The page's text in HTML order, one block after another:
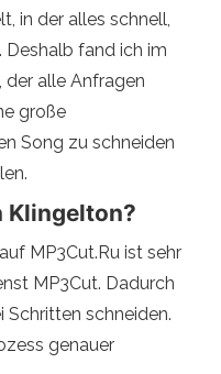
in der alles schnell,
Deshalb fand ich im
der alle Anfragen
große
Song zu schneiden
Klingelton?
MP3Cut.Ru ist sehr
MP3Cut. Dadurch
Schritten schneiden.
genauer